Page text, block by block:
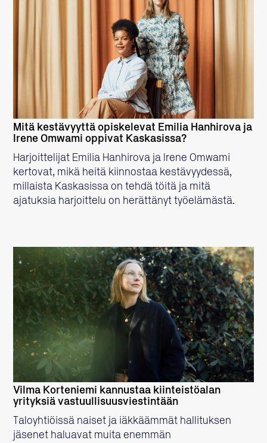
LUE LISÄÄ
Mitä kestävyyttä opiskelevat Emilia Hanhirova ja
Irene Omwami oppivat Kaskasissa?
Harjoittelijat Emilia Hanhirova ja Irene Omwami
kertovat, mikä heitä kiinnostaa kestävyydessä,
millaista Kaskasissa on tehdä töitä ja mitä
ajatuksia harjoittelu on herättänyt työelämästä.
LUE LISÄÄ
Vilma Korteniemi kannustaa kiinteistöalan
yrityksiä vastuullisuusviestintään
Taloyhtiöissä naiset ja iäkkäämmät hallituksen
jäsenet haluavat muita enemmän